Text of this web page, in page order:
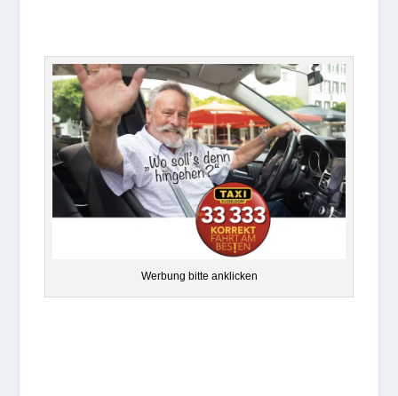
Wer­bung bitte anklicken